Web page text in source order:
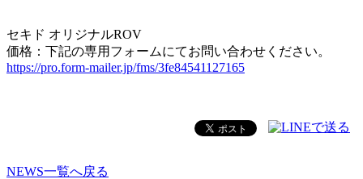
セキド オリジナルROV
価格：下記の専用フォームにてお問い合わせください。
https://pro.form-mailer.jp/fms/3fe84541127165
NEWS一覧へ戻る